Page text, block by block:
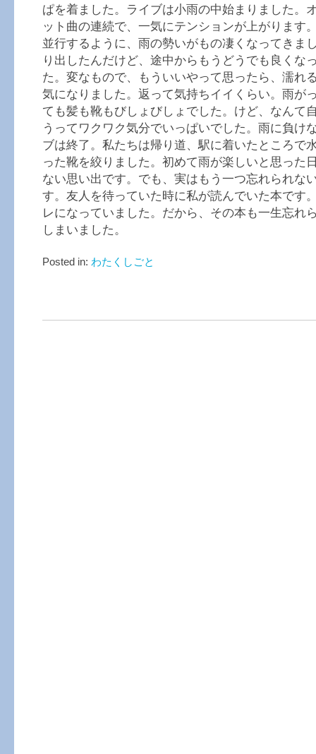
ぱを着ました。ライブは小雨の中始まりました。
ット曲の連続で、一気にテンションが上がります
並行するように、雨の勢いがもの凄くなってきま
り出したんだけど、途中からもうどうでも良くな
た。変なもので、もういいやって思ったら、濡れ
気になりました。返って気持ちイイくらい。雨が
ても髪も靴もびしょびしょでした。けど、なんて
うってワクワク気分でいっぱいでした。雨に負け
ブは終了。私たちは帰り道、駅に着いたところで
った靴を絞りました。初めて雨が楽しいと思った
ない思い出です。でも、実はもう一つ忘れられな
す。友人を待っていた時に私が読んでいた本です
レになっていました。だから、その本も一生忘れ
しまいました。
Posted in: わたくしごと